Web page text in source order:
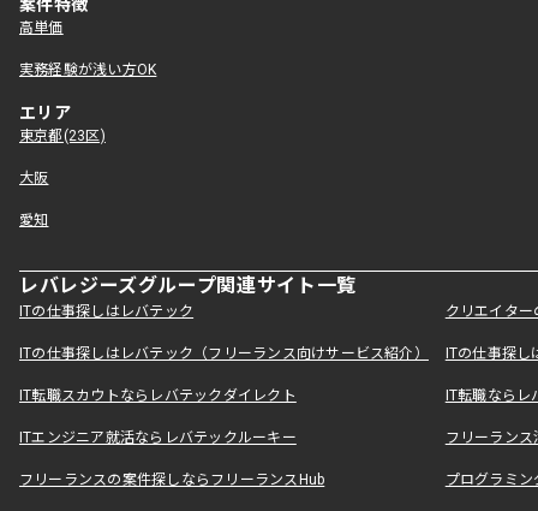
案件特徴
高単価
実務経験が浅い方OK
エリア
東京都(23区)
大阪
愛知
レバレジーズグループ関連サイト一覧
ITの仕事探しはレバテック クリエイタ
ITの仕事探しはレバテック（フリーランス向けサービス紹介） ITの仕事探
IT転職スカウトならレバテックダイレクト IT転職なら
ITエンジニア就活ならレバテックルーキー フリーラン
フリーランスの案件探しならフリーランスHub プログラミ